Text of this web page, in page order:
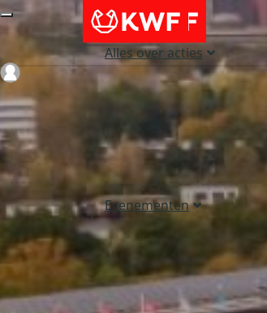
Alles over acties
Evenementen
Login